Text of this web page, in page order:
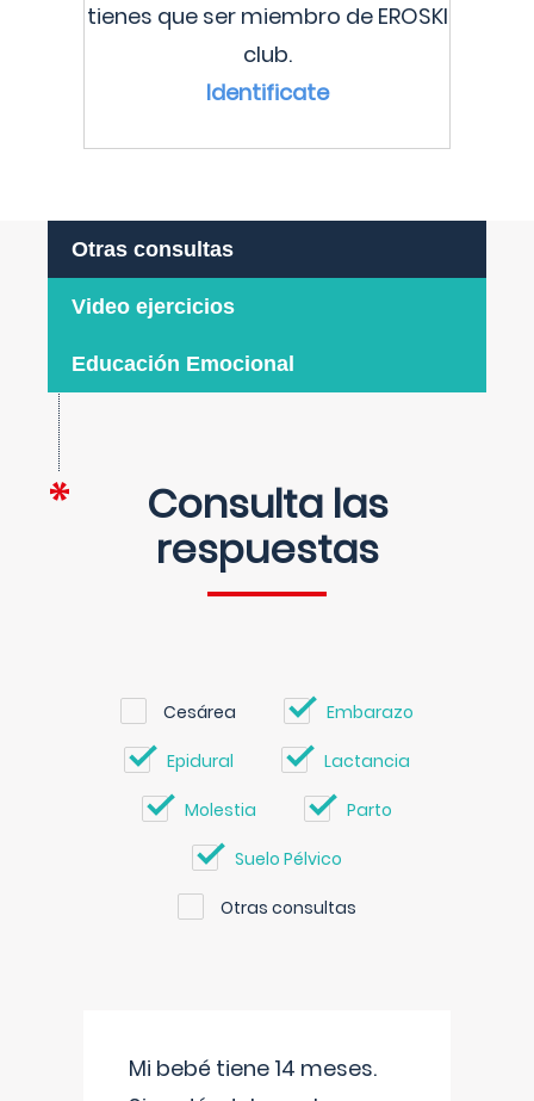
tienes que ser miembro de EROSKI
club.
Identificate
Otras consultas
Video ejercicios
Educación Emocional
Consulta las
respuestas
Cesárea Embarazo
Epidural Lactancia
Molestia Parto
Suelo Pélvico
Otras consultas
Mi bebé tiene 14 meses.